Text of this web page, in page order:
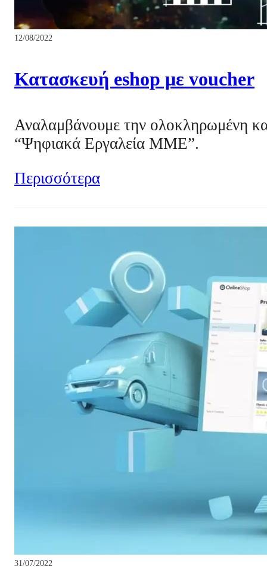
12/08/2022
Κατασκευή eshop με voucher
Αναλαμβάνουμε την ολοκληρωμένη
“Ψηφιακά Εργαλεία MΜΕ”.
Περισσότερα
31/07/2022